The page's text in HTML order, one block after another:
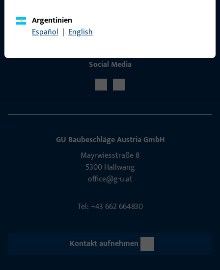
Argentinien
Español | English
Social Media
GU Baubeschläge Aus­tria GmbH
Mayrwies­straße 8
5300 Hall­wang
office@g-u.at
Tel: +43 662 664830
Kontakt aufnehmen